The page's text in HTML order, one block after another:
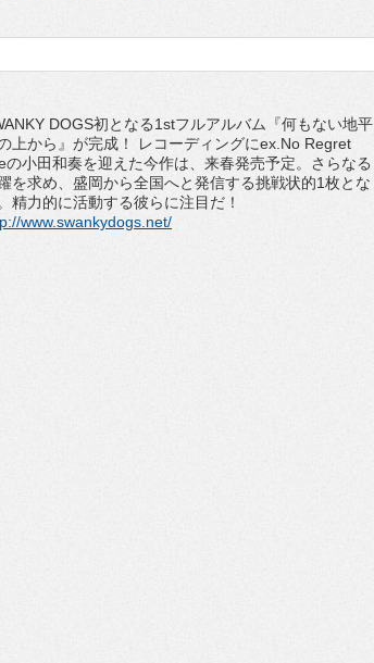
DOGS初となる1stフルアルバム『何もない地平
上から』が完成！ レコーディングにex.No Regret
の小田和奏を迎えた今作は、来春発売予定。さらなる
を求め、盛岡から全国へと発信する挑戦状的1枚とな
精力的に活動する彼らに注目だ！
www.swankydogs.net/